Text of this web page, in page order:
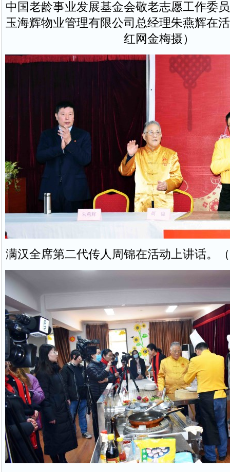
中国老龄事业发展基金会敬老志愿工作委
玉海辉物业管理有限公司总经理朱燕辉在
红网金梅摄）
满汉全席第二代传人周锦在活动上讲话。